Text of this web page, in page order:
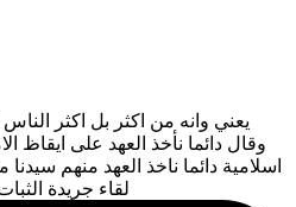
يعني وانه من اكثر بل اكثر
وقال دائما نأخذ العهد على ايقاظ
اسلامية دائما ناخذ العهد منهم
لقاء جريدة